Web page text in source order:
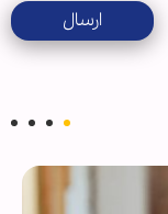
ارسال